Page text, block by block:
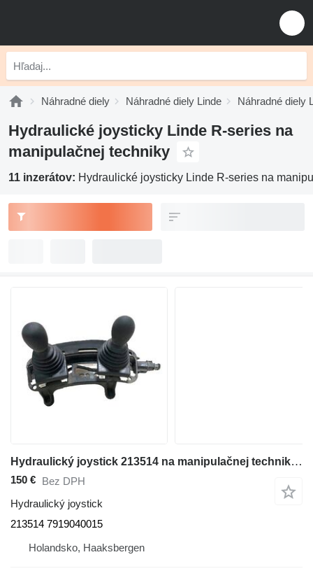
Náhradné diely Náhradné diely Linde Náhradné diely
Hydraulické joysticky Linde R-series na
manipulačnej techniky
11 inzerátov: Hydraulické joysticky Linde R-series na
Hydraulický joystick 213514 na manipulačnej techniky Linde R14, Series 1120
150 € Bez DPH
Hydraulický joystick
213514 7919040015
Holandsko, Haaksbergen